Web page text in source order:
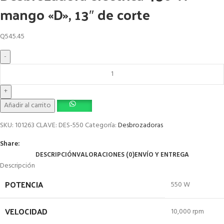
mango «D», 13″ de corte
Q545.45
Añadir al carrito
SKU: 101263 CLAVE: DES-550 Categoría:Desbrozadoras
Share:
DESCRIPCIÓNVALORACIONES (0)ENVÍO Y ENTREGA
Descripción
POTENCIA 550 W
VELOCIDAD 10,000 rpm